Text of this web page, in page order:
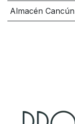
Almacén Cancún